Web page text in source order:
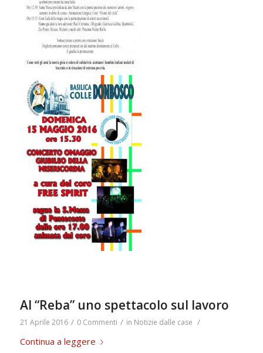
Al “Reba” uno spettacolo sul lavoro
21 Aprile 2016 / 0 Commenti / in Notizie dalle case /
Continua a leggere